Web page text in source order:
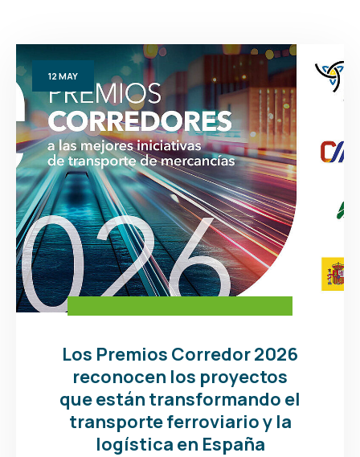
12MAY
Los Premios Corredor 2026
reconocen los proyectos
que están transformando el
transporte ferroviario y la
logística en España